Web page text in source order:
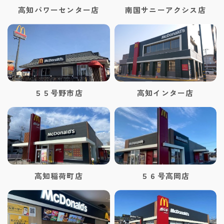
高知パワーセンター店 南国サニーアクシス店
５５号野市店 高知インター店
高知稲荷町店 ５６号高岡店